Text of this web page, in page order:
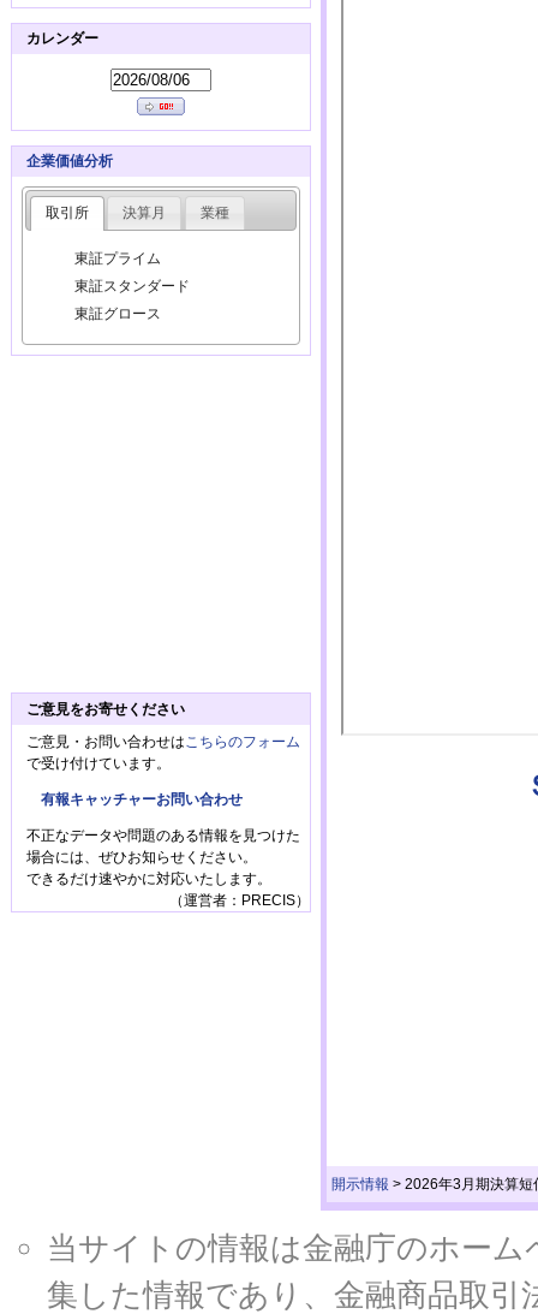
開示情報 > 2026年3月期決算短
カレンダー
企業価値分析
取引所 決算月 業種
東証プライム
東証スタンダード
東証グロース
ご意見をお寄せください
ご意見・お問い合わせは こちらのフォーム
で受け付けています。
有報キャッチャーお問い合わせ
不正なデータや問題のある情報を見つけた
場合には、ぜひお知らせください。
できるだけ速やかに対応いたします。
（運営者：PRECIS）
当サイトの情報は金融庁のホー
集した情報であり、金融商品取